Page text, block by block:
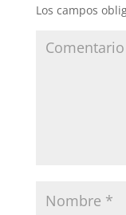
Los campos